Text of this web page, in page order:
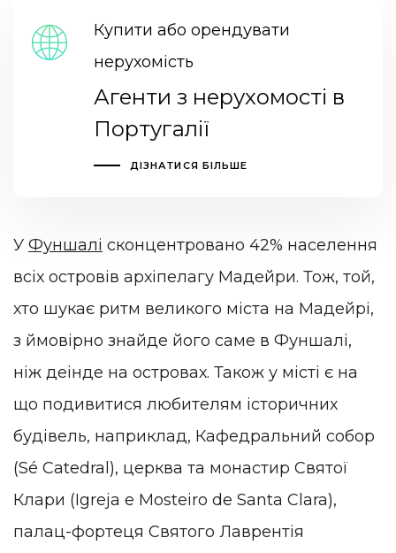
Купити або орендувати
нерухомість
Агенти з нерухомості в
Португалії
ДІЗНАТИСЯ БІЛЬШЕ
У Фуншалі сконцентровано 42% населення
всіх островів архіпелагу Мадейри. Тож, той,
хто шукає ритм великого міста на Мадейрі,
з ймовірно знайде його саме в Фуншалі,
ніж деінде на островах. Також у місті є на
що подивитися любителям історичних
будівель, наприклад, Кафедральний собор
(Sé Catedral), церква та монастир Святої
Клари (Igreja e Mosteiro de Santa Clara),
палац-фортеця Святого Лаврентія